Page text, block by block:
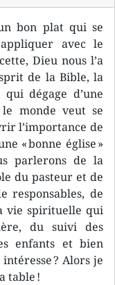
bon plat qui se
avec le
Dieu nous l’a
de la Bible, la
dégage d’une
monde veut se
l’importance de
« bonne église »
parlerons de la
du pasteur et de
responsables, de
vie spirituelle qui
du suivi des
enfants et bien
? Alors je
table !